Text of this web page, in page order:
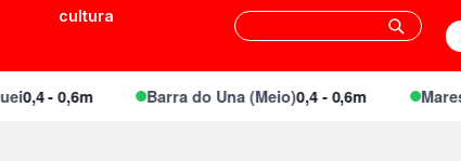
cultura
- 0,6m Barra do Una (Meio)0,4 - 0,6m